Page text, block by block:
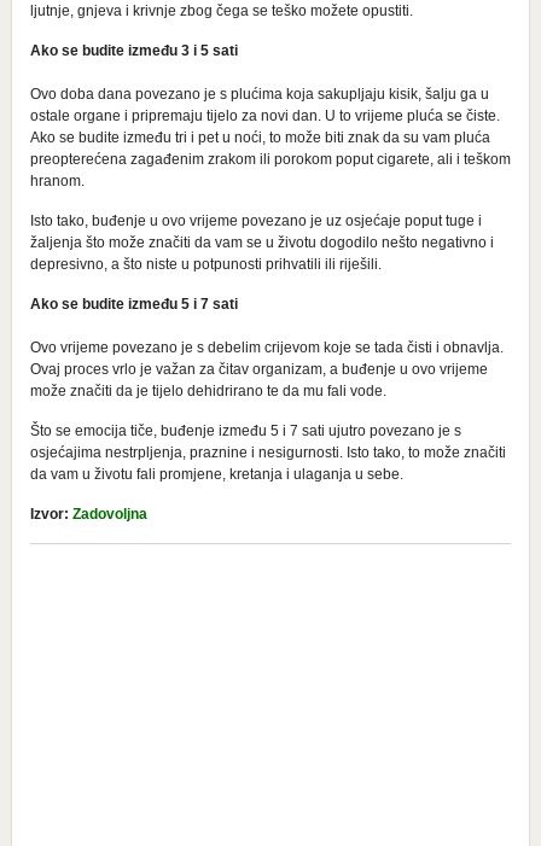
ljutnje, gnjeva i krivnje zbog čega se teško možete opustiti.
Ako se budite između 3 i 5 sati
Ovo doba dana povezano je s plućima koja sakupljaju kisik, šalju ga u
ostale organe i pripremaju tijelo za novi dan. U to vrijeme pluća se čiste.
Ako se budite između tri i pet u noći, to može biti znak da su vam pluća
preopterećena zagađenim zrakom ili porokom poput cigarete, ali i teškom
hranom.
Isto tako, buđenje u ovo vrijeme povezano je uz osjećaje poput tuge i
žaljenja što može značiti da vam se u životu dogodilo nešto negativno i
depresivno, a što niste u potpunosti prihvatili ili riješili.
Ako se budite između 5 i 7 sati
Ovo vrijeme povezano je s debelim crijevom koje se tada čisti i obnavlja.
Ovaj proces vrlo je važan za čitav organizam, a buđenje u ovo vrijeme
može značiti da je tijelo dehidrirano te da mu fali vode.
Što se emocija tiče, buđenje između 5 i 7 sati ujutro povezano je s
osjećajima nestrpljenja, praznine i nesigurnosti. Isto tako, to može značiti
da vam u životu fali promjene, kretanja i ulaganja u sebe.
Izvor: Zadovoljna